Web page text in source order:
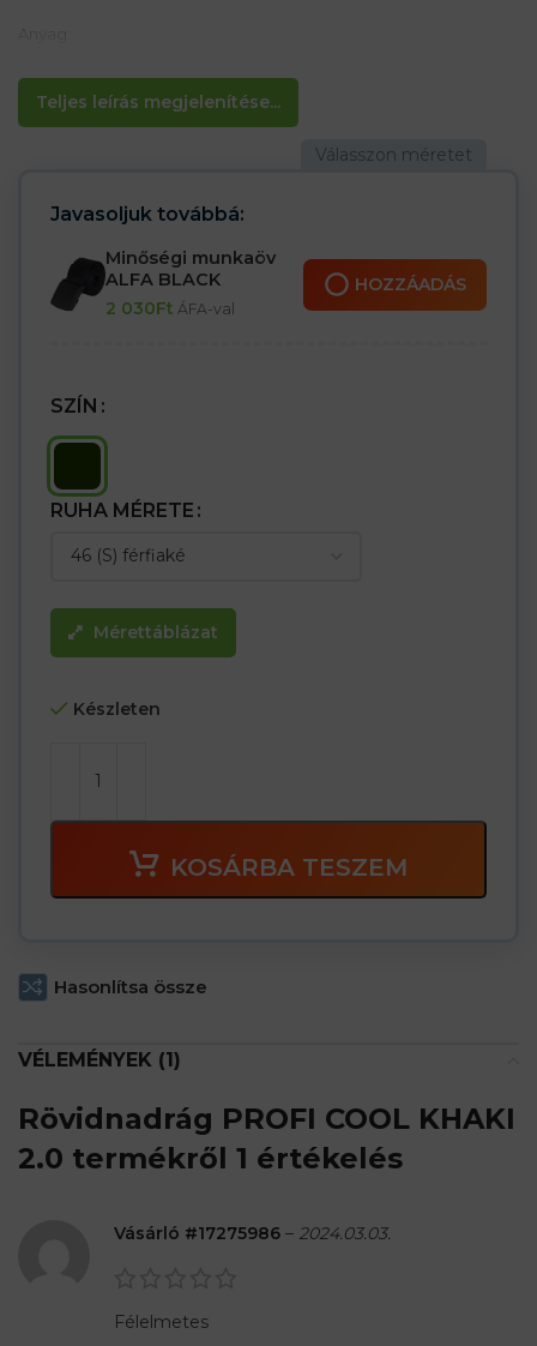
Teljes leírás megjelenítése...
Az öv nem része a csomagnak.
– Jobb alkalmazkodás a karakterhez
megakadályozza, hogy a nadrág leessen a derékpántról
– Megnövelt ellenállás a zsebeken található kiegészítő
CORDURA® anyagnak köszönhetően
– A nagyszámú zseb növeli a nadrág funkcionalitását
hosszú oldalzseb
– Elasztikus szalag hátul a jobb illeszkedésért, növeli a mozgás
– A zsebek megerősítésének köszönhetően nagy kopásállóság
jellemzi
Javasoljuk továbbá:
Minőségi munkaöv
ALFA BLACK
2 030Ft ÁFA-val
HOZZÁADÁS
SZÍN
RUHA MÉRETE
Mérettáblázat
Készleten
KOSÁRBA TESZEM
Hasonlítsa össze
VÉLEMÉNYEK (1)
Rövidnadrág PROFI COOL KHAKI
2.0 termékről 1 értékelés
Vásárló #17275986 – 2024.03.03.
Félelmetes